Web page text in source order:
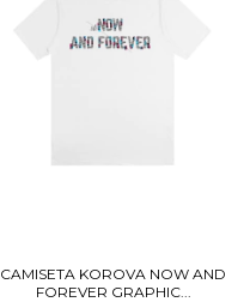
CAMISETA KOROVA NOW AND
FOREVER GRAPHIC...